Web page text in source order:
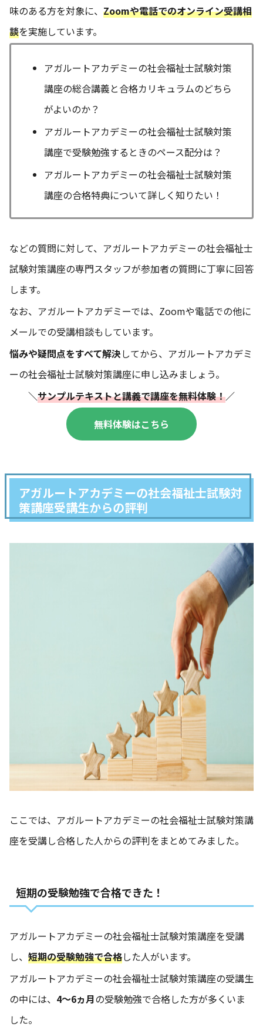
味のある方を対象に、 Zoomや電話でのオンライン受講相
談を実施しています。
アガルートアカデミーの社会福祉士試験対策
講座の総合講義と合格カリキュラムのどちら
がよいのか？
アガルートアカデミーの社会福祉士試験対策
講座で受験勉強するときのペース配分は？
アガルートアカデミーの社会福祉士試験対策
講座の合格特典について詳しく知りたい！
などの質問に対して、アガルートアカデミーの社会福祉士
試験対策講座の専門スタッフが参加者の質問に丁寧に回答
します。
なお、アガルートアカデミーでは、Zoomや電話での他に
メールでの受講相談もしています。
悩みや疑問点をすべて解決してから、アガルートアカデミ
ーの社会福祉士試験対策講座に申し込みましょう。
＼サンプルテキストと講義で講座を無料体験！／
無料体験はこちら
アガルートアカデミーの社会福祉士試験対
策講座受講生からの評判
ここでは、アガルートアカデミーの社会福祉士試験対策講
座を受講し合格した人からの評判をまとめてみました。
短期の受験勉強で合格できた！
アガルートアカデミーの社会福祉士試験対策講座を受講
し、 短期の受験勉強で合格した人がいます。
アガルートアカデミーの社会福祉士試験対策講座の受講生
の中には、 4～6ヵ月の受験勉強で合格した方が多くいま
した。